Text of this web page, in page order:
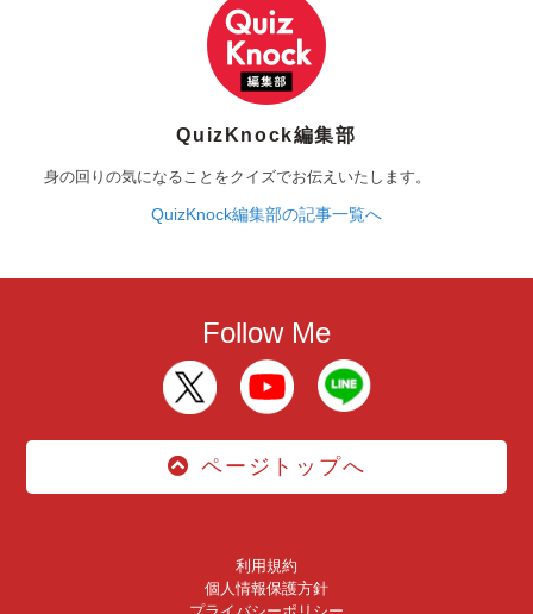
QuizKnock編集部
身の回りの気になることをクイズでお伝えいたします。
QuizKnock編集部の記事一覧へ
Follow Me
ページトップへ
利用規約
個人情報保護方針